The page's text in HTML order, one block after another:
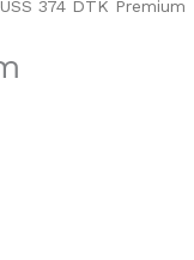
374 DTK Premium